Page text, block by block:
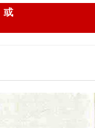
或